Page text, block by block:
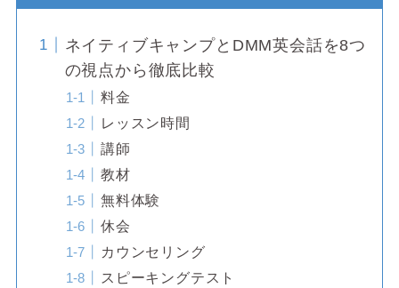
ネイティブキャンプとDMM英会話を8つ
の視点から徹底比較
料金
レッスン時間
講師
教材
無料体験
休会
カウンセリング
スピーキングテスト